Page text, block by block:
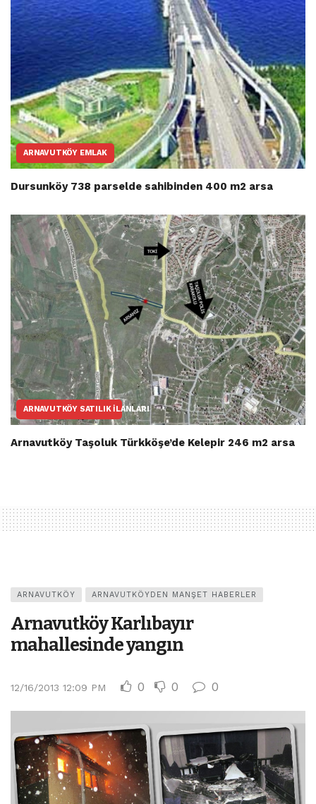
ARNAVUTKÖY EMLAK
Dursunköy 738 parselde sahibinden 400 m2 arsa
ARNAVUTKÖY SATILIK İLANLARI
Arnavutköy Taşoluk Türkköşe’de Kelepir 246 m2 arsa
ARNAVUTKÖY ARNAVUTKÖYDEN MANŞET HABERLER
Arnavutköy Karlıbayır
mahallesinde yangın
12/16/2013 12:09 PM 0 0 0